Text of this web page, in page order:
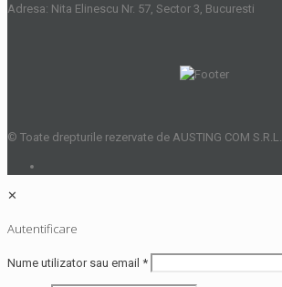
Adresa: Nita Elinescu Nr. 57, Sector 3, Bucuresti
© Toate drepturile rezervate de AUSTING COM S.R.L.
✕
Autentificare
Nume utilizator sau email *